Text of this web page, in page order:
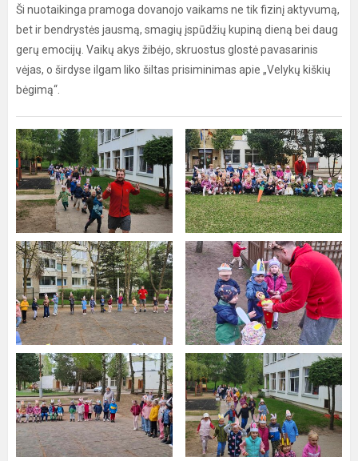
Ši nuotaikinga pramoga dovanojo vaikams ne tik fizinį aktyvumą,
bet ir bendrystės jausmą, smagių įspūdžių kupiną dieną bei daug
gerų emocijų. Vaikų akys žibėjo, skruostus glostė pavasarinis
vėjas, o širdyse ilgam liko šiltas prisiminimas apie „Velykų kiškių
bėgimą“.